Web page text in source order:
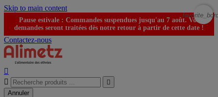
Skip to main content
Pause estivale : Commandes suspendues jusqu'au 7 août. Vos
demandes seront traitées dès notre retour à partir de cette date !
Contactez-nous



Annuler